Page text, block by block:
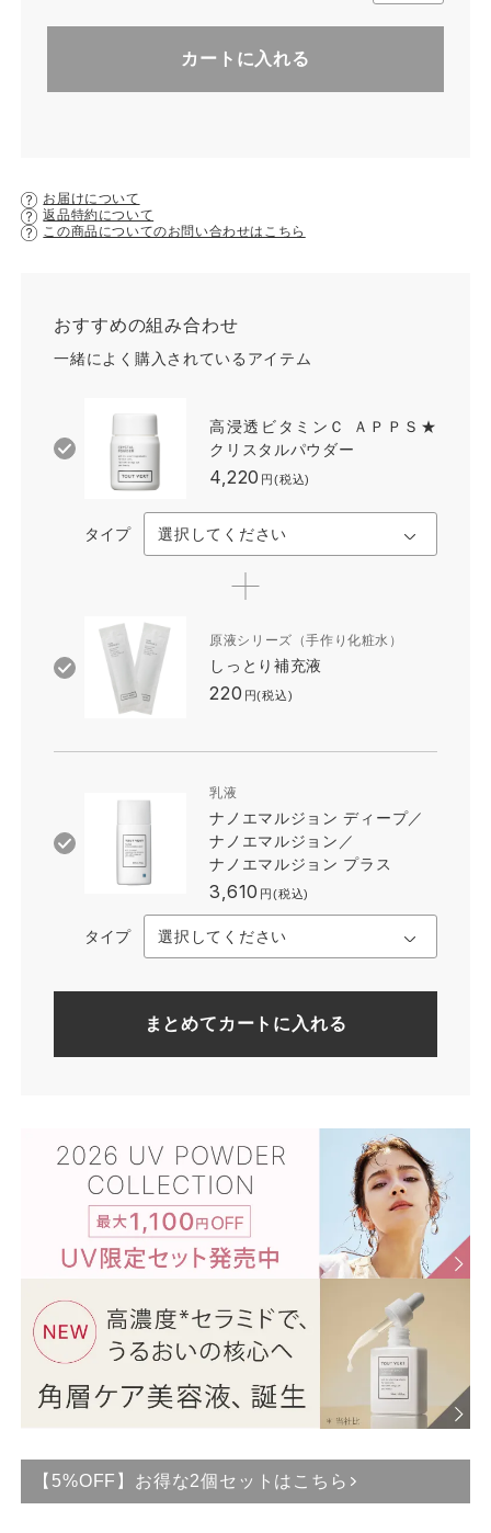
カートに入れる
お届けについて
返品特約について
この商品についてのお問い合わせはこちら
おすすめの組み合わせ
一緒によく購入されているアイテム
高浸透ビタミンＣ ＡＰＰＳ★
クリスタルパウダー
4,220 円(税込)
タイプ
原液シリーズ（手作り化粧水）
しっとり補充液
220 円(税込)
乳液
ナノエマルジョン ディープ／
ナノエマルジョン／
ナノエマルジョン プラス
3,610 円(税込)
タイプ
まとめてカートに入れる
【5%OFF】お得な2個セットはこちら